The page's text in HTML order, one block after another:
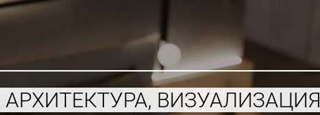
ВИЗУАЛИЗАЦИЯ